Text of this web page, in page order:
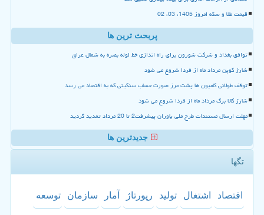
قیمت طلا و سکه امروز 1405، 03، 02
پربحث ترین ها
توافق بغداد و شرکت شورون برای راه اندازی خط لوله بصره به شمال عراق
شارژ کوپن مرداد ماه از فردا شروع می شود
توقف طولانی کامیون ها پشت مرز صورت حساب سنگینی که به اقتصاد می رسد
شارژ کالا برگ مرداد ماه از فردا شروع می شود
مهلت ارسال مستندات طرح ملی یاوران پیشرفت2 تا 20 مرداد تمدید گردید
جدیدترین ها
تگها
اقتصاد اشتغال تولید رپورتاژ آمار سازمان توسعه